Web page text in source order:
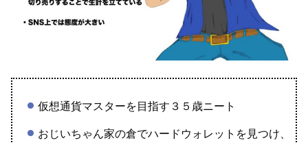
仮想通貨マスターを目指す３５歳ニート
おじいちゃん家の倉でハードウォレットを見つけ、